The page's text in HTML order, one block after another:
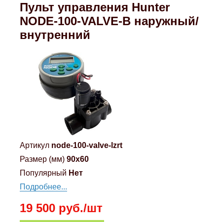
Пульт управления Hunter
NODE-100-VALVE-B наружный/
внутренний
Артикул node-100-valve-lzrt
Размер (мм) 90x60
Популярный Нет
Подробнее...
19 500 руб./шт
Renault
Suzuki
Volkswagen
Дополнительные товары